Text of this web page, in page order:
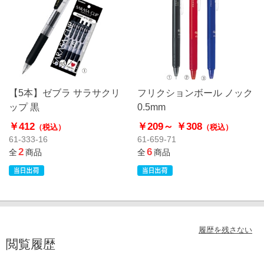
【5本】ゼブラ サラサクリ
ップ 黒
￥412 （税込）
61-333-16
全2商品
フリクションボール ノック
0.5mm
￥209～ ￥308（税込）
61-659-71
全6商品
履歴を残さない
閲覧履歴